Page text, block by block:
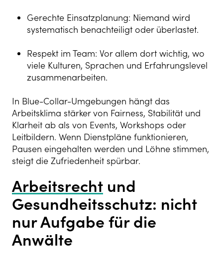
Gerechte Einsatzplanung: Niemand wird
systematisch benachteiligt oder überlastet.
Respekt im Team: Vor allem dort wichtig, wo
viele Kulturen, Sprachen und Erfahrungslevel
zusammenarbeiten.
In Blue-Collar-Umgebungen hängt das
Arbeitsklima stärker von Fairness, Stabilität und
Klarheit ab als von Events, Workshops oder
Leitbildern. Wenn Dienstpläne funktionieren,
Pausen eingehalten werden und Löhne stimmen,
steigt die Zufriedenheit spürbar.
Arbeitsrecht und
Gesundheitsschutz: nicht
nur Aufgabe für die
Anwälte